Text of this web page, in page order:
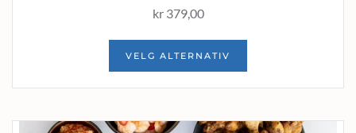
kr379,00
VELG ALTERNATIV